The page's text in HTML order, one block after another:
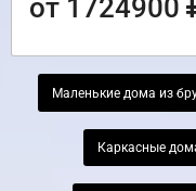
от 1724900
Маленькие дома из
Каркасные